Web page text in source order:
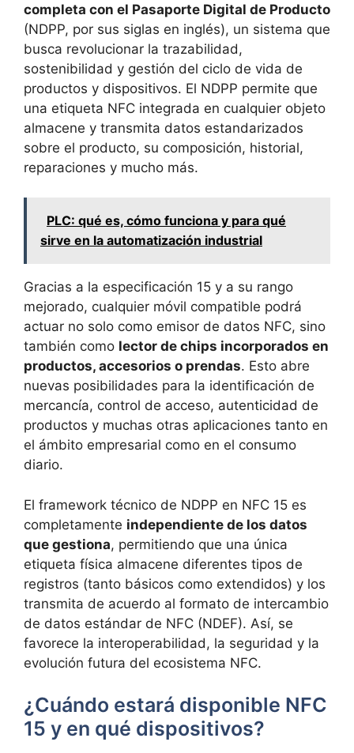
completa con el Pasaporte Digital de Producto
(NDPP, por sus siglas en inglés), un sistema que
busca revolucionar la trazabilidad,
sostenibilidad y gestión del ciclo de vida de
productos y dispositivos. El NDPP permite que
una etiqueta NFC integrada en cualquier objeto
almacene y transmita datos estandarizados
sobre el producto, su composición, historial,
reparaciones y mucho más.
PLC: qué es, cómo funciona y para qué
sirve en la automatización industrial
Gracias a la especificación 15 y a su rango
mejorado, cualquier móvil compatible podrá
actuar no solo como emisor de datos NFC, sino
también como lector de chips incorporados en
productos, accesorios o prendas. Esto abre
nuevas posibilidades para la identificación de
mercancía, control de acceso, autenticidad de
productos y muchas otras aplicaciones tanto en
el ámbito empresarial como en el consumo
diario.
El framework técnico de NDPP en NFC 15 es
completamente independiente de los datos
que gestiona, permitiendo que una única
etiqueta física almacene diferentes tipos de
registros (tanto básicos como extendidos) y los
transmita de acuerdo al formato de intercambio
de datos estándar de NFC (NDEF). Así, se
favorece la interoperabilidad, la seguridad y la
evolución futura del ecosistema NFC.
¿Cuándo estará disponible NFC
15 y en qué dispositivos?